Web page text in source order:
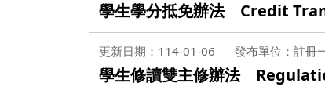
學生學分抵免辦法 Credit
更新日期：114-01-06 發布單位：註冊
學生修讀雙主修辦法